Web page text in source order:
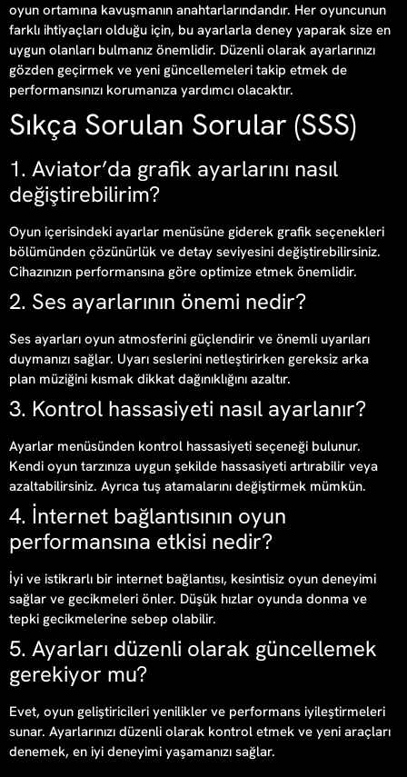
oyun ortamına kavuşmanın anahtarlarındandır. Her oyuncunun
farklı ihtiyaçları olduğu için, bu ayarlarla deney yaparak size en
uygun olanları bulmanız önemlidir. Düzenli olarak ayarlarınızı
gözden geçirmek ve yeni güncellemeleri takip etmek de
performansınızı korumanıza yardımcı olacaktır.
Sıkça Sorulan Sorular (SSS)
1. Aviator’da grafik ayarlarını nasıl
değiştirebilirim?
Oyun içerisindeki ayarlar menüsüne giderek grafik seçenekleri
bölümünden çözünürlük ve detay seviyesini değiştirebilirsiniz.
Cihazınızın performansına göre optimize etmek önemlidir.
2. Ses ayarlarının önemi nedir?
Ses ayarları oyun atmosferini güçlendirir ve önemli uyarıları
duymanızı sağlar. Uyarı seslerini netleştirirken gereksiz arka
plan müziğini kısmak dikkat dağınıklığını azaltır.
3. Kontrol hassasiyeti nasıl ayarlanır?
Ayarlar menüsünden kontrol hassasiyeti seçeneği bulunur.
Kendi oyun tarzınıza uygun şekilde hassasiyeti artırabilir veya
azaltabilirsiniz. Ayrıca tuş atamalarını değiştirmek mümkün.
4. İnternet bağlantısının oyun
performansına etkisi nedir?
İyi ve istikrarlı bir internet bağlantısı, kesintisiz oyun deneyimi
sağlar ve gecikmeleri önler. Düşük hızlar oyunda donma ve
tepki gecikmelerine sebep olabilir.
5. Ayarları düzenli olarak güncellemek
gerekiyor mu?
Evet, oyun geliştiricileri yenilikler ve performans iyileştirmeleri
sunar. Ayarlarınızı düzenli olarak kontrol etmek ve yeni araçları
denemek, en iyi deneyimi yaşamanızı sağlar.